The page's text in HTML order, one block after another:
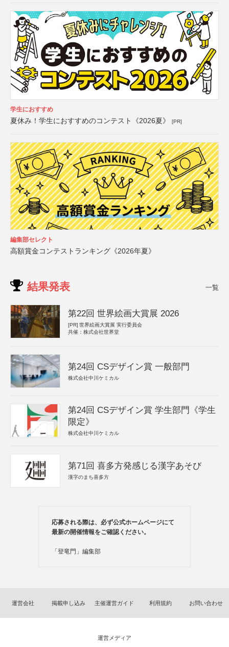
学生におすすめ
夏休み！学生におすすめのコンテスト《2026夏》 [PR]
編集部セレクト
高額賞金コンテストランキング《2026年夏》
結果発表 一覧
第22回 世界絵画大賞展 2026
[PR] 世界絵画大賞展 実行委員会
共催：株式会社世界堂
第24回 CSデザイン賞 一般部門
株式会社中川ケミカル
第24回 CSデザイン賞 学生部門《学生
限定》
株式会社中川ケミカル
第71回 喜多方発感じる漢字あそび
漢字のまち喜多方
応募される際は、必ず公式ホームページにて
最新の開催情報をご確認ください。
「登竜門」編集部
運営会社 掲載申し込み 主催運営ガイド 利用規約 お問い合わせ
運営メディア